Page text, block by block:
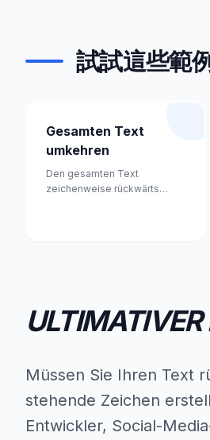
試試這些範
Gesamten Text
umkehren
Den gesamten Text
zeichenweise rückwärts
Müssen Sie Ihren Text
stehende Zeichen
Entwickler, Social-